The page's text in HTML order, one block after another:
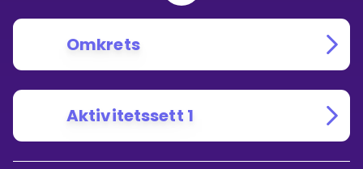
Omkrets
Aktivitetssett 1